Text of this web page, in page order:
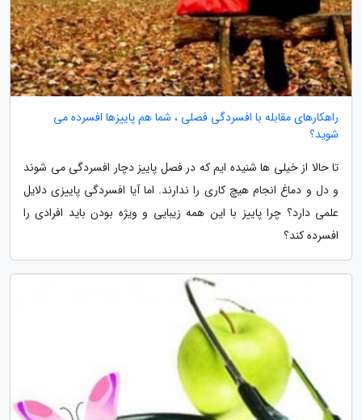
راهکارهای مقابله با افسردگی فصلی ، شما هم پاییزها افسرده می
شوید؟
تا حالا از خیلی ها شنیده ایم که در فصل پاییز دچار افسردگی می شوند
و دل و دماغ انجام هیچ کاری را ندارند. اما آیا افسردگی پاییزی دلایل
علمی دارد؟ چرا پاییز با این همه زیبایی و ویژه بودن باید افرادی را
افسرده کند؟